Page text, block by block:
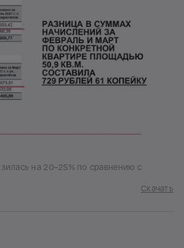
на 20–25% по сравнению с
Скачать